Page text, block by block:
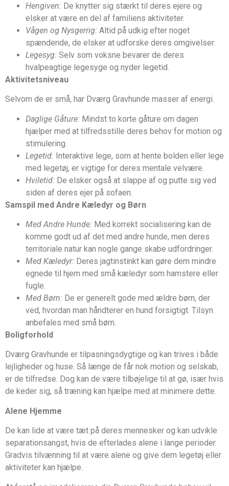
Hengiven: De knytter sig stærkt til deres ejere og
elsker at være en del af familiens aktiviteter.
Vågen og Nysgerrig: Altid på udkig efter noget
spændende, de elsker at udforske deres omgivelser.
Legesyg: Selv som voksne bevarer de deres
hvalpeagtige legesyge og nyder legetid.
Aktivitetsniveau
Selvom de er små, har Dværg Gravhunde masser af energi.
Daglige Gåture: Mindst to korte gåture om dagen
hjælper med at tilfredsstille deres behov for motion og
stimulering.
Legetid: Interaktive lege, som at hente bolden eller lege
med legetøj, er vigtige for deres mentale velvære.
Hviletid: De elsker også at slappe af og putte sig ved
siden af deres ejer på sofaen.
Samspil med Andre Kæledyr og Børn
Med Andre Hunde: Med korrekt socialisering kan de
komme godt ud af det med andre hunde, men deres
territoriale natur kan nogle gange skabe udfordringer.
Med Kæledyr: Deres jagtinstinkt kan gøre dem mindre
egnede til hjem med små kæledyr som hamstere eller
fugle.
Med Børn: De er generelt gode med ældre børn, der
ved, hvordan man håndterer en hund forsigtigt. Tilsyn
anbefales med små børn.
Boligforhold
Dværg Gravhunde er tilpasningsdygtige og kan trives i både
lejligheder og huse. Så længe de får nok motion og selskab,
er de tilfredse. Dog kan de være tilbøjelige til at gø, især hvis
de keder sig, så træning kan hjælpe med at minimere dette.
Alene Hjemme
De kan lide at være tæt på deres mennesker og kan udvikle
separationsangst, hvis de efterlades alene i lange perioder.
Gradvis tilvænning til at være alene og give dem legetøj eller
aktiviteter kan hjælpe.